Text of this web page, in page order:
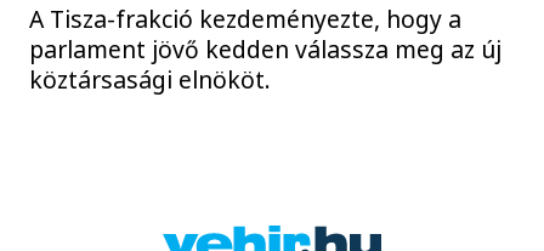
A Tisza-frakció kezdeményezte, hogy a
parlament jövő kedden válassza meg az új
köztársasági elnököt.